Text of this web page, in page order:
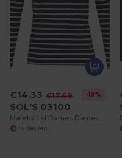
€14.33 €17.69 -19%
SOL'S 03100
+3 Kleuren